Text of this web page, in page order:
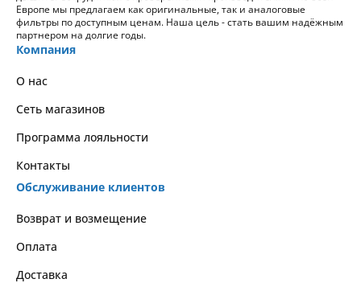
Европе мы предлагаем как оригинальные, так и аналоговые
фильтры по доступным ценам. Наша цель - стать вашим надёжным
партнером на долгие годы.
Компания
О нас
Сеть магазинов
Программа лояльности
Контакты
Обслуживание клиентов
Возврат и возмещение
Оплата
Доставка